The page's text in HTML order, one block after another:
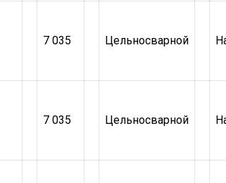
7 035 Цельносварной
7 035 Цельносварной